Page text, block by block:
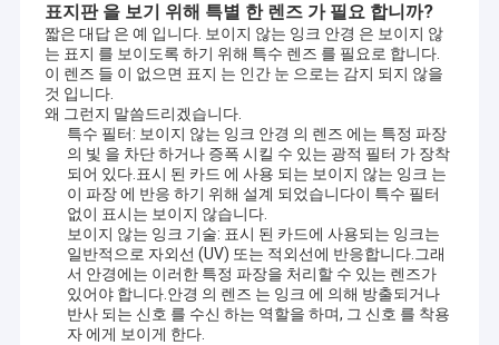
표지판 을 보기 위해 특별 한 렌즈 가 필요 합니까?
짧은 대답 은 예 입니다. 보이지 않는 잉크 안경 은 보이지 않
는 표지 를 보이도록 하기 위해 특수 렌즈 를 필요로 합니다.
이 렌즈 들 이 없으면 표지 는 인간 눈 으로는 감지 되지 않을
것 입니다.
왜 그런지 말씀드리겠습니다.
특수 필터: 보이지 않는 잉크 안경 의 렌즈 에는 특정 파장
의 빛 을 차단 하거나 증폭 시킬 수 있는 광적 필터 가 장착
되어 있다.표시 된 카드 에 사용 되는 보이지 않는 잉크 는
이 파장 에 반응 하기 위해 설계 되었습니다이 특수 필터
없이 표시는 보이지 않습니다.
보이지 않는 잉크 기술: 표시 된 카드에 사용되는 잉크는
일반적으로 자외선 (UV) 또는 적외선에 반응합니다.그래
서 안경에는 이러한 특정 파장을 처리할 수 있는 렌즈가
있어야 합니다.안경 의 렌즈 는 잉크 에 의해 방출되거나
반사 되는 신호 를 수신 하는 역할을 하며, 그 신호 를 착용
자 에게 보이게 한다.